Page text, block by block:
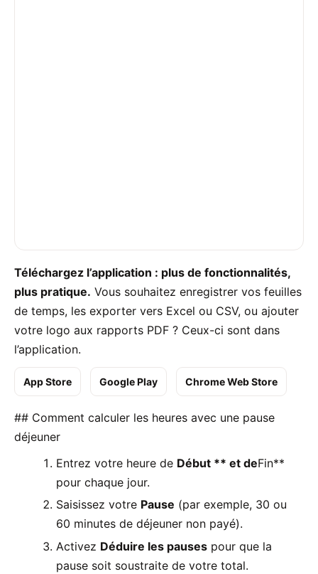
Téléchargez l’application : plus de fonctionnalités,
plus pratique. Vous souhaitez enregistrer vos feuilles
de temps, les exporter vers Excel ou CSV, ou ajouter
votre logo aux rapports PDF ? Ceux-ci sont dans
l’application.
App Store Google Play Chrome Web Store
## Comment calculer les heures avec une pause
déjeuner
Entrez votre heure de Début ** et deFin**
pour chaque jour.
Saisissez votre Pause (par exemple, 30 ou
60 minutes de déjeuner non payé).
Activez Déduire les pauses pour que la
pause soit soustraite de votre total.